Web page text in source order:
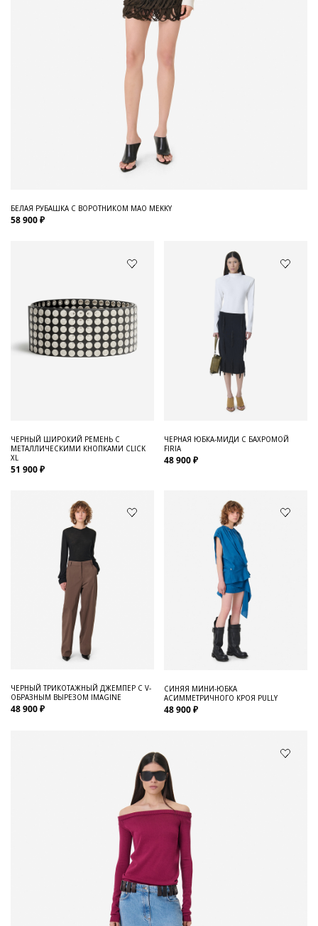
БЕЛАЯ РУБАШКА С ВОРОТНИКОМ МАО MEKKY
58 900 ₽
ЧЕРНЫЙ ШИРОКИЙ РЕМЕНЬ С
МЕТАЛЛИЧЕСКИМИ КНОПКАМИ CLICK
XL
51 900 ₽
ЧЕРНАЯ ЮБКА-МИДИ С БАХРОМОЙ
FIRIA
48 900 ₽
ЧЕРНЫЙ ТРИКОТАЖНЫЙ ДЖЕМПЕР С V-
ОБРАЗНЫМ ВЫРЕЗОМ IMAGINE
48 900 ₽
СИНЯЯ МИНИ-ЮБКА
АСИММЕТРИЧНОГО КРОЯ PULLY
48 900 ₽